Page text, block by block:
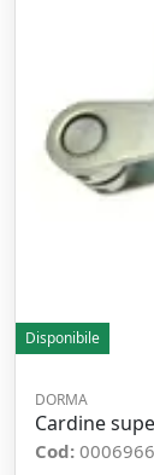
Disponibile
DORMA
Cardine
Cod: